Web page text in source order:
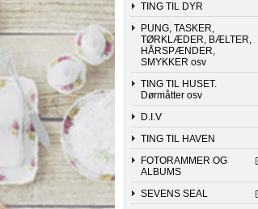
TING TIL DYR
PUNG, TASKER,
TØRKLÆDER, BÆLTER,
HÅRSPÆNDER,
SMYKKER osv
TING TIL HUSET.
Dørmåtter osv
D.I.V
TING TIL HAVEN
FOTORAMMER OG
ALBUMS
SEVENS SEAL